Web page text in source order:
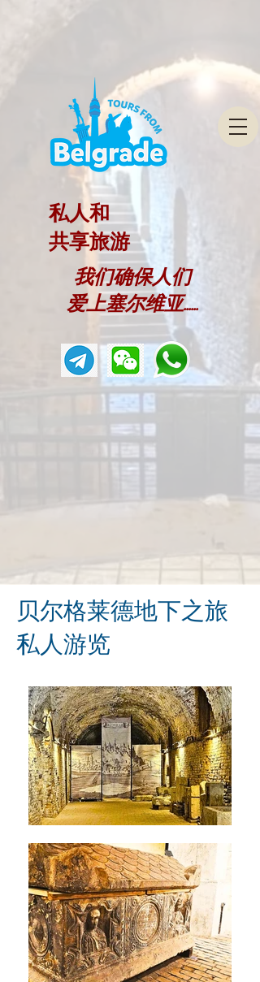
我们确保人们
爱上塞尔维亚......
私人和
共享旅游
贝尔格莱德地下之旅
私人游览